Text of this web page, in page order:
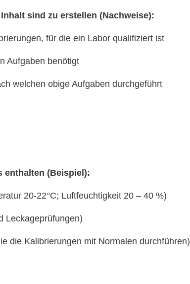
sind zu erstellen (Nachweise):
für die ein Labor qualifiziert ist
Aufgaben benötigt
welchen obige Aufgaben durchgeführt
enthalten (Beispiel):
20-22°C; Luftfeuchtigkeit 20 – 40 %)
Leckageprüfungen)
die Kalibrierungen mit Normalen durchführen)